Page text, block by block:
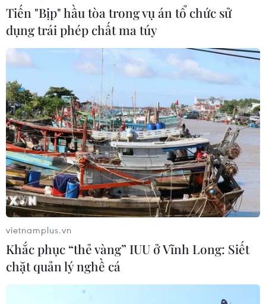
Thay lời tri ân: Nhiều câu chuyện truyền
cảm hứng về người thầy
19/11/2022 04:44
Thông qua những hình ảnh, câu chuyện xúc động, đáng
khâm phục về những thầy cô hết lòng về học trò thân
yêu, chương trình như một lời tri ân gửi tới các thế hệ
nhà giáo, nhân Ngày Nhà giáo Việt Nam.
Tiến "Bịp" hầu tòa trong vụ án tổ chức sử
dụng trái phép chất ma túy
vietnamplus.vn
Khắc phục “thẻ vàng” IUU ở Vĩnh Long: Siết
chặt quản lý nghề cá